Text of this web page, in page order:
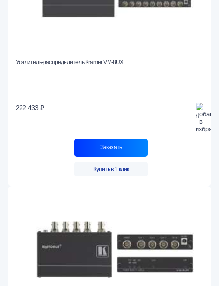
Усилитель-распределитель Kramer VM-8UX
222 433 ₽
Заказать
Купить в 1 клик